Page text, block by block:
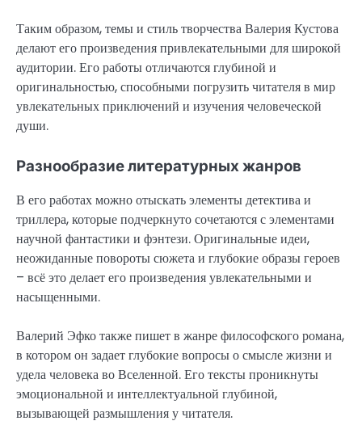
Таким образом, темы и стиль творчества Валерия Кустова
делают его произведения привлекательными для широкой
аудитории. Его работы отличаются глубиной и
оригинальностью, способными погрузить читателя в мир
увлекательных приключений и изучения человеческой
души.
Разнообразие литературных жанров
В его работах можно отыскать элементы детектива и
триллера, которые подчеркнуто сочетаются с элементами
научной фантастики и фэнтези. Оригинальные идеи,
неожиданные повороты сюжета и глубокие образы героев
– всё это делает его произведения увлекательными и
насыщенными.
Валерий Эфко также пишет в жанре философского романа,
в котором он задает глубокие вопросы о смысле жизни и
удела человека во Вселенной. Его тексты проникнуты
эмоциональной и интеллектуальной глубиной,
вызывающей размышления у читателя.